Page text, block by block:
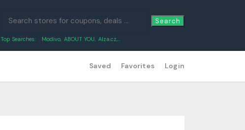
Search
Top Searches: Modivo, ABOUT YOU, Alza.cz,...
Saved Favorites Login